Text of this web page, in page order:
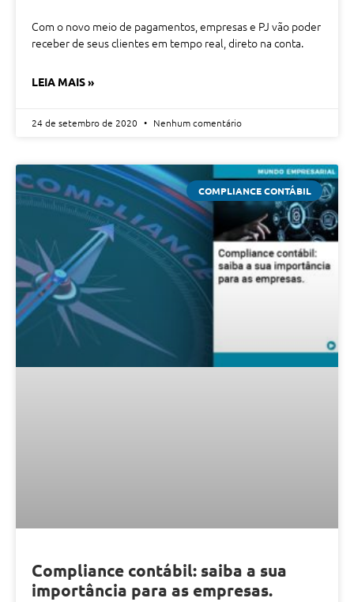
Com o novo meio de pagamentos, empresas e PJ vão poder
receber de seus clientes em tempo real, direto na conta.
LEIA MAIS »
24 de setembro de 2020 Nenhum comentário
COMPLIANCE CONTÁBIL
Compliance contábil: saiba a sua
importância para as empresas.